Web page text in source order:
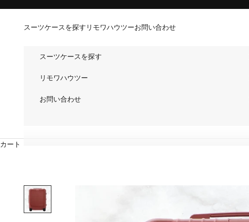
スーツケースを探す リモワハウツーお問い合わせ
スーツケースを探す
リモワハウツー
お問い合わせ
カート